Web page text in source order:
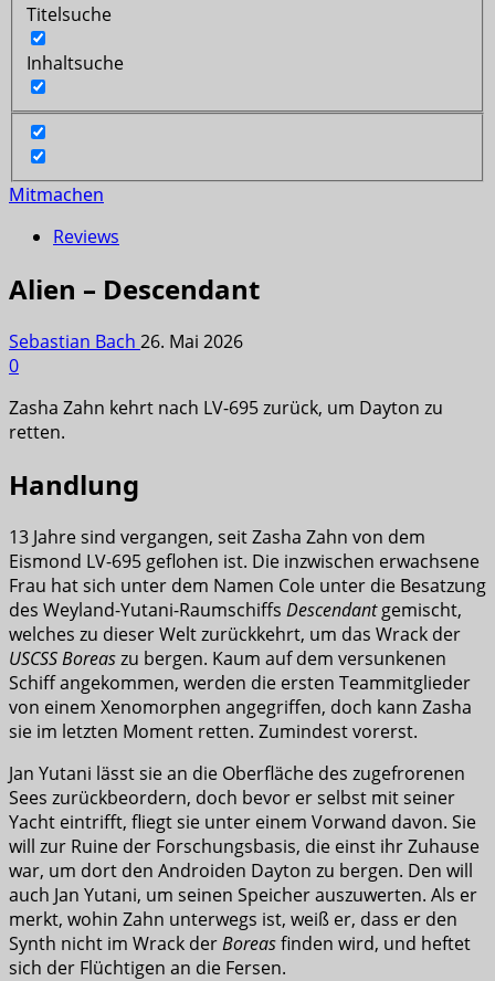
Titelsuche
Inhaltsuche
Mitmachen
Reviews
Alien – Descendant
Sebastian Bach 26. Mai 2026
0
Zasha Zahn kehrt nach LV-695 zurück, um Dayton zu
retten.
Handlung
13 Jahre sind vergangen, seit Zasha Zahn von dem
Eismond LV-695 geflohen ist. Die inzwischen erwachsene
Frau hat sich unter dem Namen Cole unter die Besatzung
des Weyland-Yutani-Raumschiffs Descendantgemischt,
welches zu dieser Welt zurückkehrt, um das Wrack der
USCSS Boreaszu bergen. Kaum auf dem versunkenen
Schiff angekommen, werden die ersten Teammitglieder
von einem Xenomorphen angegriffen, doch kann Zasha
sie im letzten Moment retten. Zumindest vorerst.
Jan Yutani lässt sie an die Oberfläche des zugefrorenen
Sees zurückbeordern, doch bevor er selbst mit seiner
Yacht eintrifft, fliegt sie unter einem Vorwand davon. Sie
will zur Ruine der Forschungsbasis, die einst ihr Zuhause
war, um dort den Androiden Dayton zu bergen. Den will
auch Jan Yutani, um seinen Speicher auszuwerten. Als er
merkt, wohin Zahn unterwegs ist, weiß er, dass er den
Synth nicht im Wrack derBoreasfinden wird, und heftet
sich der Flüchtigen an die Fersen.